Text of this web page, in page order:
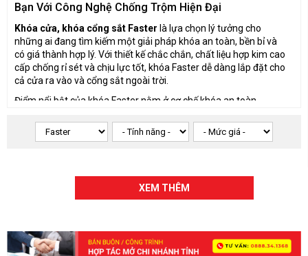
Bạn Với Công Nghệ Chống Trộm Hiện Đại
Khóa cửa, khóa cổng sắt Faster là lựa chọn lý tưởng cho
những ai đang tìm kiếm một giải pháp khóa an toàn, bền bỉ và
có giá thành hợp lý. Với thiết kế chắc chắn, chất liệu hợp kim cao
cấp chống rỉ sét và chịu lực tốt, khóa Faster dễ dàng lắp đặt cho
cả cửa ra vào và cổng sắt ngoài trời.
Điểm nổi bật của khóa Faster nằm ở cơ chế khóa an toàn,
khóa đa điểm hoặc chống dò chìa, mang lại độ bảo mật cao cho
ngôi nhà, văn phòng hay kho xưởng của bạn. Dù sử dụng trong
Về mặt thẩm mỹ, khóa cửa và khóa cổng sắt Faster có kiểu
dáng hiện đại, tinh gọn và dễ phối hợp với nhiều phong cách kiến
người dùng yên tâm tuyệt đối trong quá trình sử dụng.
XEM THÊM